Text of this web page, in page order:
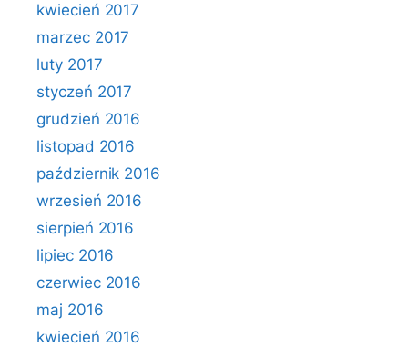
kwiecień 2017
marzec 2017
luty 2017
styczeń 2017
grudzień 2016
listopad 2016
październik 2016
wrzesień 2016
sierpień 2016
lipiec 2016
czerwiec 2016
maj 2016
kwiecień 2016